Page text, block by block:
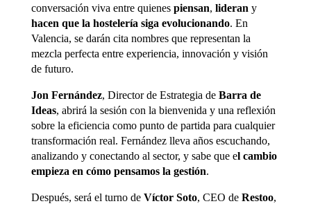
conversación viva entre quienes piensan, lideran y
hacen que la hostelería siga evolucionando. En
Valencia, se darán cita nombres que representan la
mezcla perfecta entre experiencia, innovación y visión
de futuro.
Jon Fernández, Director de Estrategia de Barra de
Ideas, abrirá la sesión con la bienvenida y una reflexión
sobre la eficiencia como punto de partida para cualquier
transformación real. Fernández lleva años escuchando,
analizando y conectando al sector, y sabe que el cambio
empieza en cómo pensamos la gestión.
Después, será el turno de Víctor Soto, CEO de Restoo,